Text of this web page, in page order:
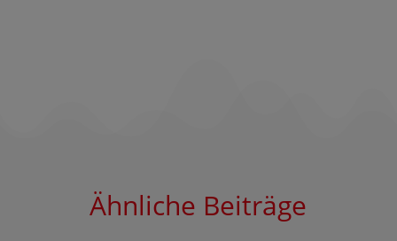
Ähnliche Beiträge